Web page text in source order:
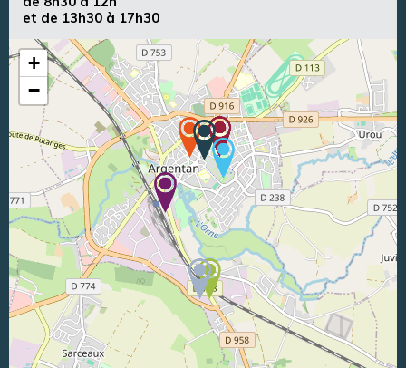
et de 13h30 à 17h30
+
−